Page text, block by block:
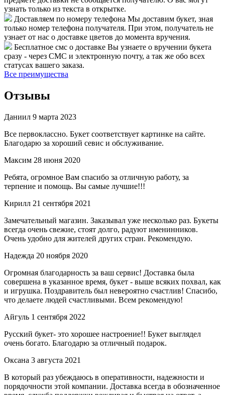
узнать только из текста в открытке.
Доставляем по номеру телефона Мы доставим букет, зная
только номер телефона получателя. При этом, получатель не
узнает от нас о доставке цветов до момента вручения.
Бесплатное смс о доставке Вы узнаете о вручении букета
сразу - через СМС и электронную почту, а так же обо всех
статусах вашего заказа.
Все преимущества
Отзывы
Даниил 9 марта 2023
Все первоклассно. Букет соответствует картинке на сайте.
Благодарю за хороший севис и обслуживание.
Максим 28 июня 2020
Ребята, огромное Вам спасибо за отличную работу, за
терпение и помощь. Вы самые лучшие!!!
Кирилл 21 сентября 2021
Замечательный магазин. Заказывал уже несколько раз. Букеты
всегда очень свежие, стоят долго, радуют именинников.
Очень удобно для жителей других стран. Рекомендую.
Надежда 20 ноября 2020
Огромная благодарность за ваш сервис! Доставка была
совершена в указанное время, букет - выше всяких похвал, как
и игрушка. Поздравитель был невероятно счастлив! Спасибо,
что делаете людей счастливыми. Всем рекомендую!
Айгуль 1 сентября 2022
Русский букет- это хорошее настроение!! Букет выглядел
очень богато. Благодарю за отличный подарок.
Оксана 3 августа 2021
В который раз убеждаюсь в оперативности, надежности и
порядочности этой компании. Доставка всегда в обозначенное